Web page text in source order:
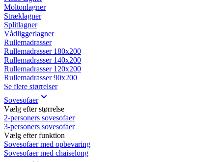
Moltonlagner
Stræklagner
Splitlagner
Vådliggerlagner
Rullemadrasser
Rullemadrasser 180x200
Rullemadrasser 140x200
Rullemadrasser 120x200
Rullemadrasser 90x200
Se flere størrelser
Sovesofaer
Vælg efter størrelse
2-personers sovesofaer
3-personers sovesofaer
Vælg efter funktion
Sovesofaer med opbevaring
Sovesofaer med chaiselong